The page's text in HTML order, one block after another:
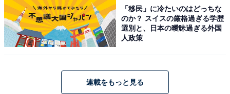
「移民」に冷たいのはどっちな
のか？ スイスの厳格過ぎる学歴
選別と、日本の曖昧過ぎる外国
人政策
連載をもっと見る